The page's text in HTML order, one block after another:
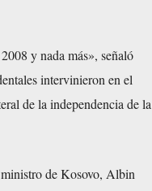
y nada más», señaló
intervinieron en el
de la independencia de la
de Kosovo, Albin